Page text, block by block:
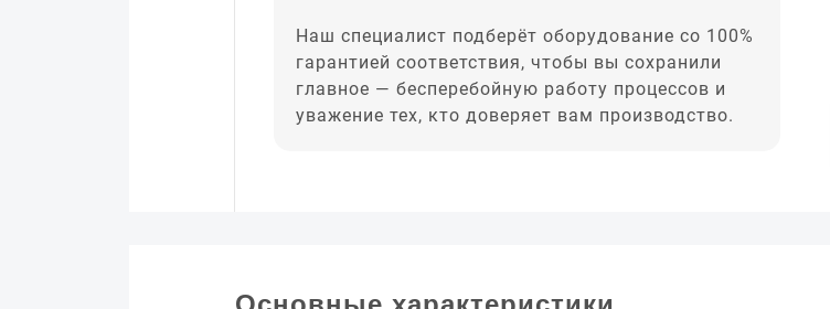
Наш специалист подберёт оборудование со 100%
гарантией соответствия, чтобы вы сохранили
главное — бесперебойную работу процессов и
уважение тех, кто доверяет вам производство.